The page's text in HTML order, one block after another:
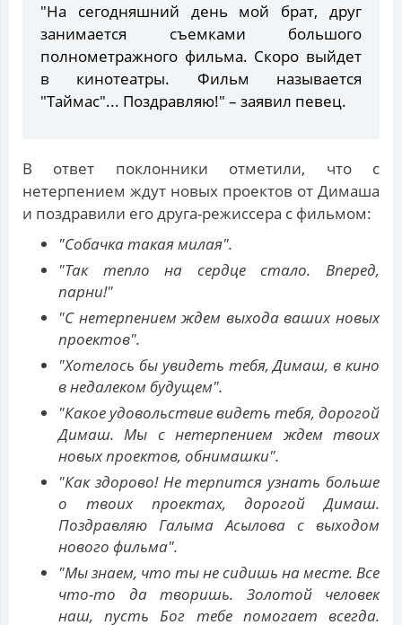
"На сегодняшний день мой брат, друг
занимается съемками большого
полнометражного фильма. Скоро выйдет
в кинотеатры. Фильм называется
"Таймас"... Поздравляю!" – заявил певец.
В ответ поклонники отметили, что с
нетерпением ждут новых проектов от Димаша
и поздравили его друга-режиссера с фильмом:
"Собачка такая милая".
"Так тепло на сердце стало. Вперед,
парни!"
"С нетерпением ждем выхода ваших новых
проектов".
"Хотелось бы увидеть тебя, Димаш, в кино
в недалеком будущем".
"Какое удовольствие видеть тебя, дорогой
Димаш. Мы с нетерпением ждем твоих
новых проектов, обнимашки".
"Как здорово! Не терпится узнать больше
о твоих проектах, дорогой Димаш.
Поздравляю Галыма Асылова с выходом
нового фильма".
"Мы знаем, что ты не сидишь на месте. Все
что-то да творишь. Золотой человек
наш, пусть Бог тебе помогает всегда.